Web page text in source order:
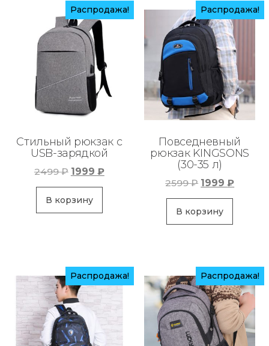
Распродажа!
Стильный рюкзак с
USB-зарядкой
2499₽ Первоначальная
цена
составляла
2499 ₽.
1999 ₽Текущая
В корзину
Распродажа!
Повседневный
рюкзак KINGSONS
(30-35 л)
2599₽
цена
составляла
2599 ₽.
1999₽
В корзину
Распродажа! Распродажа!